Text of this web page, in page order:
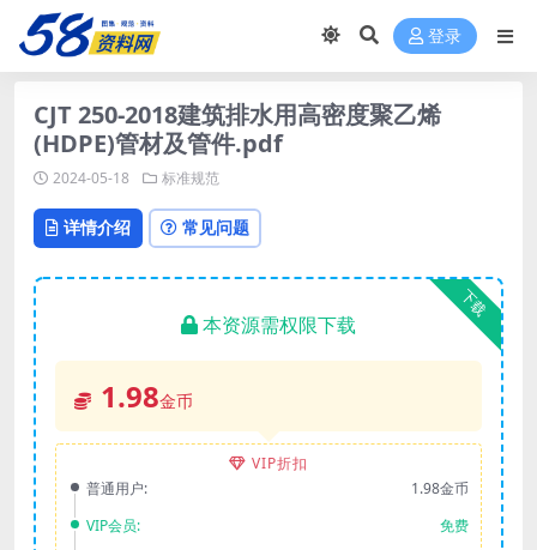
登录
CJT 250-2018建筑排水用高密度聚乙烯
(HDPE)管材及管件.pdf
2024-05-18 标准规范
详情介绍 常见问题
下载
本资源需权限下载
1.98金币
VIP折扣
普通用户:
1.98金币
VIP会员:
免费